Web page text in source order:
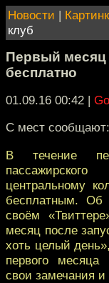
Новости |
клуб
Первый месяц
бесплатно
01.09.16 00:42 |
С мест сообщают:
В течение
центральному
бесплатным.
своём
месяц после
хоть целый
первого месяца
свои замечания